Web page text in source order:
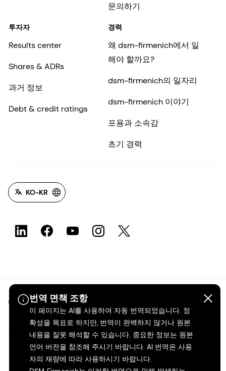
번역 면책 조항
이 페이지는 AI를 사용하여 자동 번역되었습니다. 정
확성을 목표로 하지만, 번역이 완벽하지 않거나 원본
내용을 잘못 해석할 수 있습니다. 중요한 정보는 원본
언어 버전을 참조해 주시기 바랍니다. AI 번역은 사용
자의 재량에 따라 사용하시기 바랍니다.
문의하기
투자자
Results center
Shares & ADRs
과거 정보
Debt & credit ratings
경력
왜 dsm-firmenich에서 일
해야 할까요?
dsm-firmenich의 일자리
dsm-firmenich 이야기
포용과 소속감
초기 경력
KO-KR
©2026 dsm-firmenich. 모든 권리 보유.
개인정보 보호 고지
이용 약관